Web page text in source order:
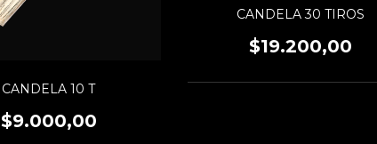
CANDELA 10 T
$9.000,00
CANDELA 30 TIROS
$19.200,00